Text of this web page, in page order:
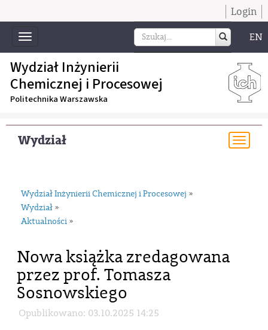
Login
Toggle
navigation
EN
Wydział Inżynierii
Chemicznej i Procesowej
Politechnika Warszawska
Wydział
Wydział Inżynierii Chemicznej i Procesowej »
Wydział »
Aktualności »
Nowa książka zredagowana
przez prof. Tomasza
Sosnowskiego
Opublikowano: 03.10.2025 14:25